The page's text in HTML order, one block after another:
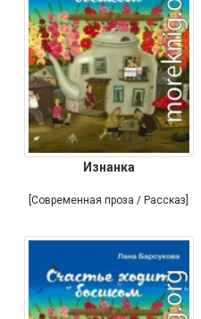
Изнанка
[Современная проза / Рассказ]